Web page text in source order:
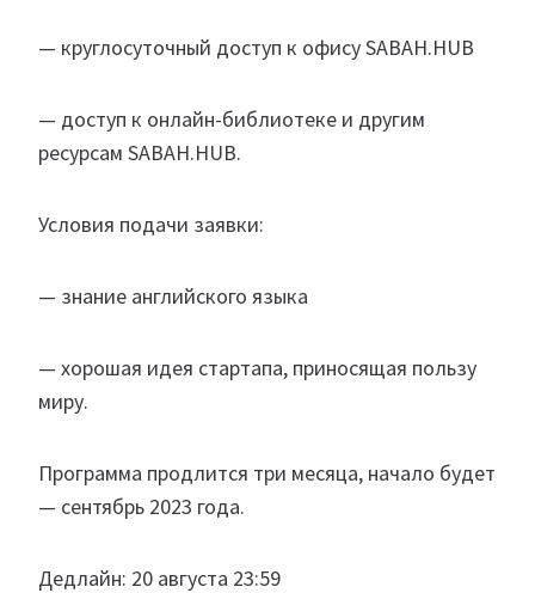
— круглосуточный доступ к офису SABAH.HUB
— доступ к онлайн-библиотеке и другим
ресурсам SABAH.HUB.
Условия подачи заявки:
— знание английского языка
— хорошая идея стартапа, приносящая пользу
миру.
Программа продлится три месяца, начало будет
— сентябрь 2023 года.
Дедлайн: 20 августа 23:59